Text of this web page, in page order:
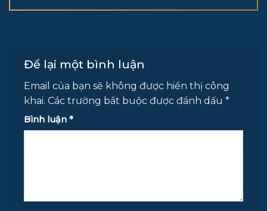
Để lại một bình luận
Email của bạn sẽ không được hiển thị công
khai. Các trường bắt buộc được đánh dấu *
Bình luận *